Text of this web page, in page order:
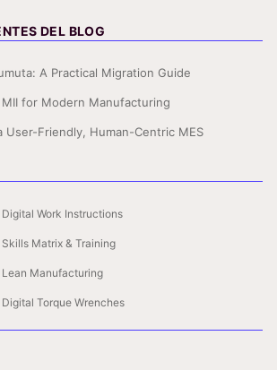
DEL BLOG
A Practical Migration Guide
for Modern Manufacturing
User-Friendly, Human-Centric MES
Work Instructions
Matrix & Training
Manufacturing
Torque Wrenches